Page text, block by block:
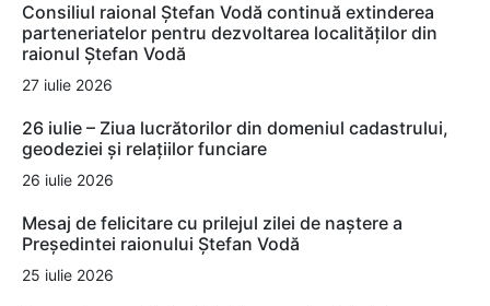
Consiliul raional Ștefan Vodă continuă extinderea
parteneriatelor pentru dezvoltarea localităților din
raionul Ștefan Vodă
27 iulie 2026
26 iulie – Ziua lucrătorilor din domeniul cadastrului,
geodeziei și relațiilor funciare
26 iulie 2026
Mesaj de felicitare cu prilejul zilei de naștere a
Președintei raionului Ștefan Vodă
25 iulie 2026